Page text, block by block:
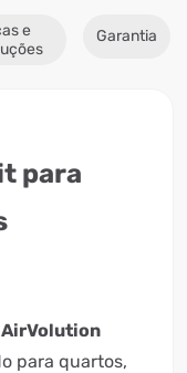
e
Garantia
para
para quartos,